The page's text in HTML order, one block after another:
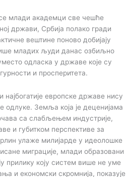
млади академци све чешће
држави, Србија полако гради
вештине поново добијају
младих људи данас озбиљно
одласка у државе које су
и просперитета.
најбогатије европске државе нису
одлуке. Земља која је деценијама
са слабљењем индустрије,
и губитком перспективе за
улаже милијарде у идеолошке
миграције, млади образовани
прилику коју систем више не уме
и економски скромнија, показује